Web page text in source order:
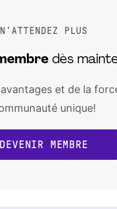
N'ATTENDEZ PLUS
dès
et de la
unique!
DEVENIR MEMBRE